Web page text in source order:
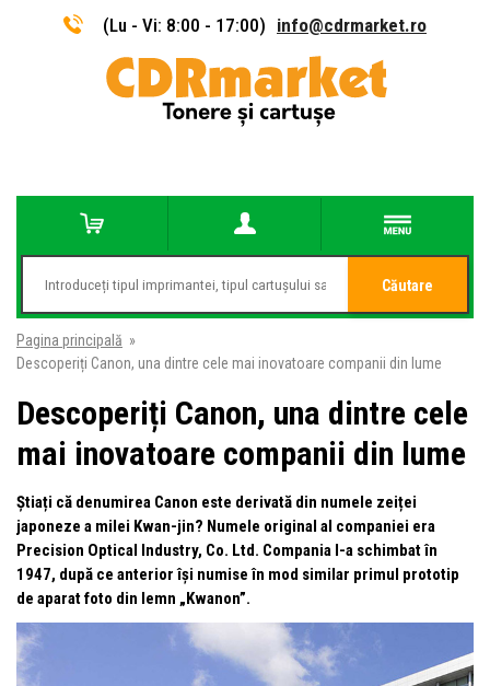
(Lu - Vi: 8:00 - 17:00) info@cdrmarket.ro
Căutare
Pagina principală »
Descoperiți Canon, una dintre cele mai inovatoare companii din lume
Descoperiți Canon, una dintre cele
mai inovatoare companii din lume
Știați că denumirea Canon este derivată din numele zeiței
japoneze a milei Kwan-jin? Numele original al companiei era
Precision Optical Industry, Co. Ltd. Compania l-a schimbat în
1947, după ce anterior își numise în mod similar primul prototip
de aparat foto din lemn „Kwanon”.